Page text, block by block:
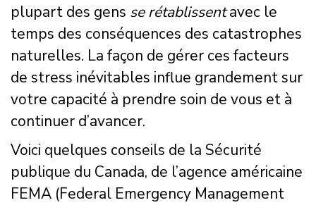
plupart des gens se rétablissentavec le
temps des conséquences des catastrophes
naturelles. La façon de gérer ces facteurs
de stress inévitables influe grandement sur
votre capacité à prendre soin de vous et à
continuer d’avancer.
Voici quelques conseils de la Sécurité
publique du Canada, de l’agence américaine
FEMA (Federal Emergency Management